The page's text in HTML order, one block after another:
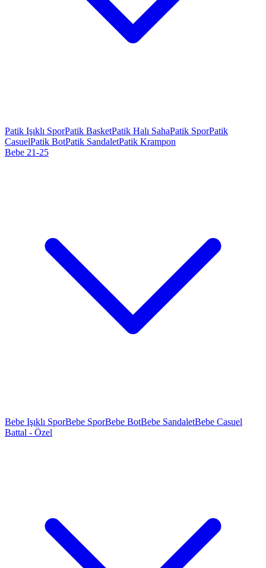
Patik Işıklı SporPatik BasketPatik Halı SahaPatik SporPatik
CasuelPatik BotPatik SandaletPatik Krampon
Bebe 21-25
Bebe Işıklı SporBebe SporBebe BotBebe SandaletBebe Casuel
Battal - Özel